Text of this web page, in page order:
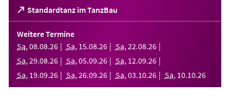
Standardtanz im TanzBau
(Öffnet
in
einem
neuen
Tab)
Weitere Termine
Sa, 08.08.26 Sa, 15.08.26 Sa, 22.08.26
Sa, 29.08.26 Sa, 05.09.26 Sa, 12.09.26
Sa, 19.09.26 Sa, 26.09.26 Sa, 03.10.26 Sa, 10.10.26